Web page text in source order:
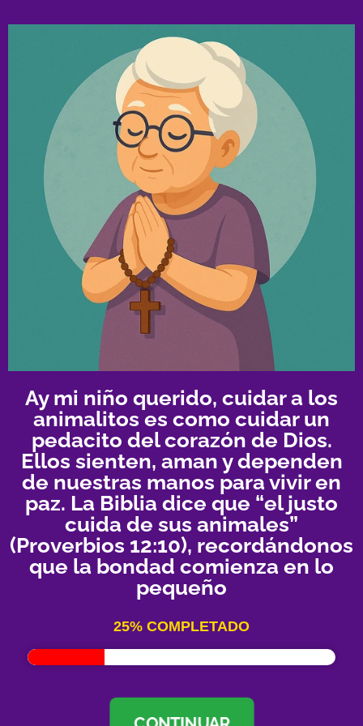
Ay mi niño querido, cuidar a los
animalitos es como cuidar un
pedacito del corazón de Dios.
Ellos sienten, aman y dependen
de nuestras manos para vivir en
paz. La Biblia dice que “el justo
cuida de sus animales”
(Proverbios 12:10), recordándonos
que la bondad comienza en lo
pequeño
25% COMPLETADO